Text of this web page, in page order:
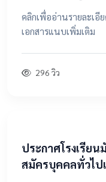
นักการภารโรง
คลิกเพื่ออ่านรายละเอี
เอกสารแนบเพิ่มเติม
296 วิว
ประกาศโรงเรีย
สมัครบุคคลทั่วไป